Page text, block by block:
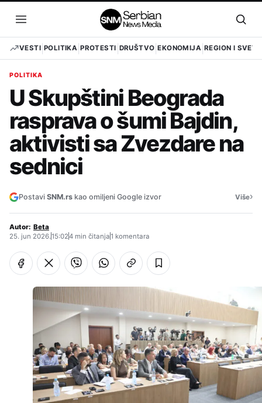
sadržaj
Otvori
meni
VESTI POLITIKA PROTESTI DRUŠTVO EKONOMIJA REGION I SVET
POLITIKA
U Skupštini Beograda
rasprava o šumi Bajdin,
aktivisti sa Zvezdare na
sednici
Postavi SNM.rs kao omiljeni Google izvor Više›
Autor: Beta
25. jun 2026.15:024 min čitanja1 komentara